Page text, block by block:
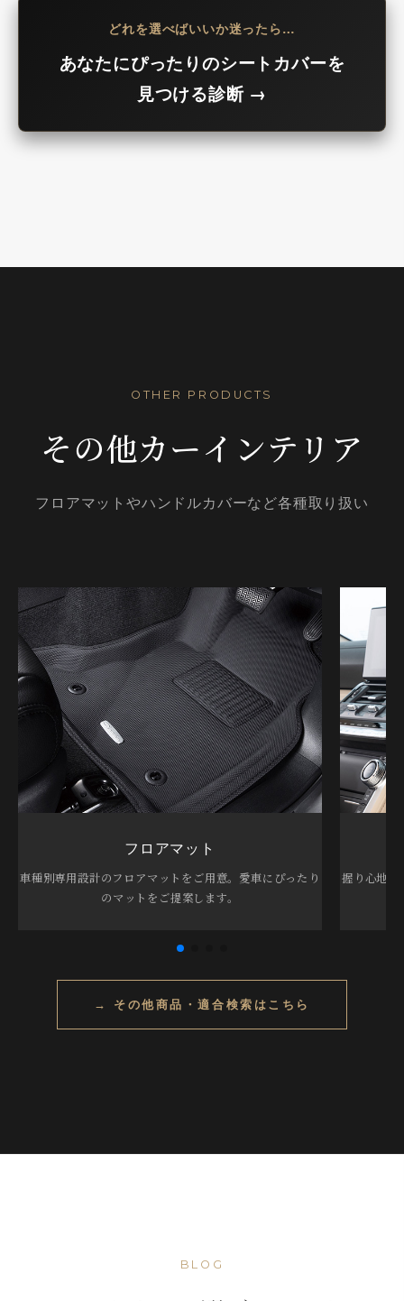
どれを選べばいいか迷ったら…
あなたにぴったりのシートカバーを
見つける診断 →
OTHER PRODUCTS
その他カーインテリア
フロアマットやハンドルカバーなど各種取り扱い
フロアマット
車種別専用設計のフロアマットをご用意。愛車にぴったり
のマットをご提案します。
握り心地を
→ その他商品・適合検索はこちら
BLOG